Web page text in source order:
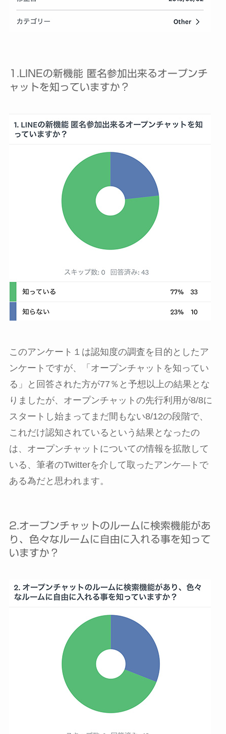
1.LINEの新機能 匿名参加出来るオープンチ
ャットを知っていますか？
このアンケート１は認知度の調査を目的としたア
ンケートですが、「オープンチャットを知ってい
る」と回答された方が77％と予想以上の結果とな
りましたが、オープンチャットの先行利用が8/8に
スタートし始まってまだ間もない8/12の段階で、
これだけ認知されているという結果となったの
は、オープンチャットについての情報を拡散して
いる、筆者のTwitterを介して取ったアンケ―トで
ある為だと思われます。
2.オープンチャットのルームに検索機能があ
り、色々なルームに自由に入れる事を知って
いますか？